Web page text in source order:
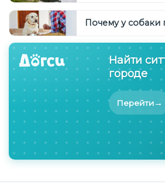
Почему у собаки
Найти
городе
Перейти→